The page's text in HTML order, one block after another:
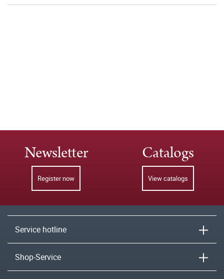
Newsletter
Register now
Catalogs
View catalogs
Service hotline
Shop-Service